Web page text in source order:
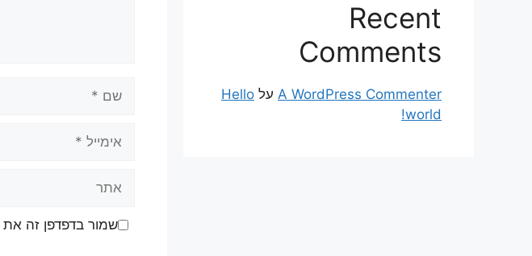
שמור בדפדפן זה
Recent
Comments
A WordPress Commenter על Hello
world!